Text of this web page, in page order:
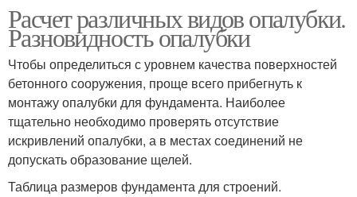
Расчет различных видов опалубки.
Разновидность опалубки
Чтобы определиться с уровнем качества поверхностей
бетонного сооружения, проще всего прибегнуть к
монтажу опалубки для фундамента. Наиболее
тщательно необходимо проверять отсутствие
искривлений опалубки, а в местах соединений не
допускать образование щелей.
Таблица размеров фундамента для строений.